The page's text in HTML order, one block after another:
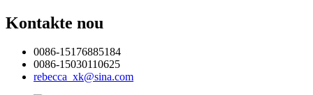
Kontakte nou
0086-15176885184
0086-15030110625
rebecca_xk@sina.com